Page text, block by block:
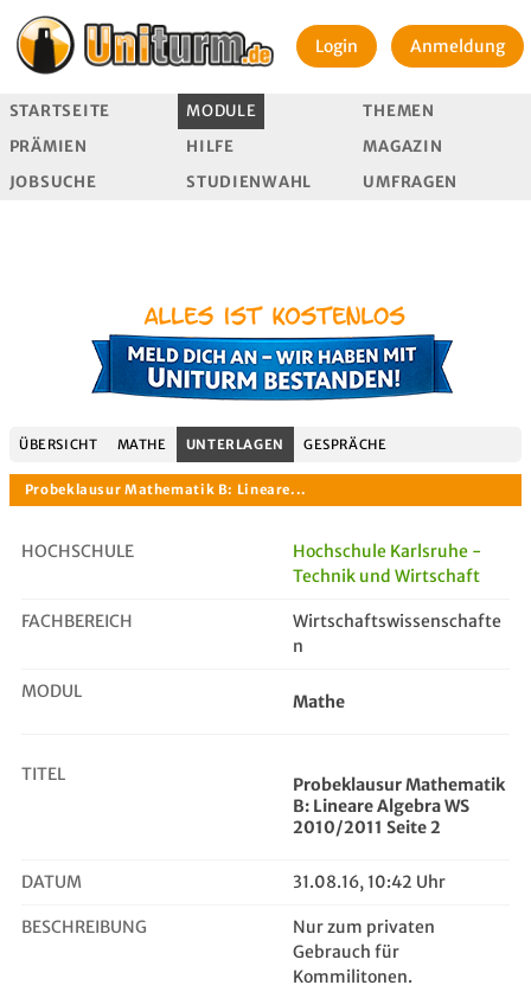
Login Anmeldung
STARTSEITE MODULE
THEMEN
PRÄMIEN
HILFE
MAGAZIN
JOBSUCHE
STUDIENWAHL UMFRAGEN
ÜBERSICHT MATHE UNTERLAGEN GESPRÄCHE
Probeklausur Mathematik B: Lineare...
HOCHSCHULE
Hochschule Karlsruhe -
Technik und Wirtschaft
FACHBEREICH
Wirtschaftswissenschafte
n
MODUL Mathe
TITEL
Probeklausur Mathematik
B: Lineare Algebra WS
2010/2011 Seite 2
DATUM 31.08.16, 10:42 Uhr
BESCHREIBUNG
Nur zum privaten
Gebrauch für
Kommilitonen.